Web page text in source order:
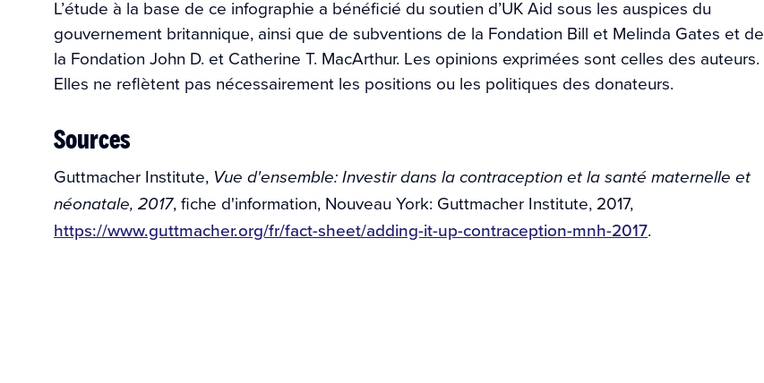
L’étude à la base de ce infographie a bénéficié du soutien d’UK Aid sous les auspices du
gouvernement britannique, ainsi que de subventions de la Fondation Bill et Melinda Gates et de
la Fondation John D. et Catherine T. MacArthur. Les opinions exprimées sont celles des auteurs.
Elles ne reflètent pas nécessairement les positions ou les politiques des donateurs.
Sources
Guttmacher Institute, Vue d'ensemble: Investir dans la contraception et la santé maternelle et
néonatale, 2017, fiche d'information, Nouveau York: Guttmacher Institute, 2017,
https://www.guttmacher.org/fr/fact-sheet/adding-it-up-contraception-mnh-2017.